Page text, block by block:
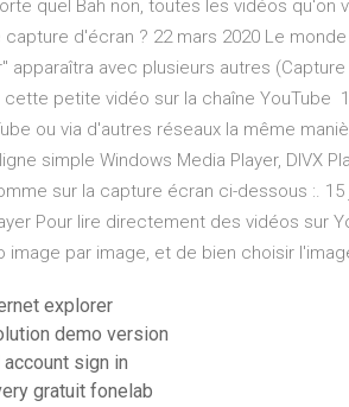
quel Bah non, toutes les vidéos qu'on
d'écran ? 22 mars 2020 Le
apparaîtra avec plusieurs autres
cette petite vidéo sur la chaîne YouTube
ou via d'autres réseaux la même
simple Windows Media Player, DIVX
sur la capture écran ci-dessous :.
Pour lire directement des vidéos sur
image par image, et de bien choisir
explorer
demo version
sign in
gratuit fonelab